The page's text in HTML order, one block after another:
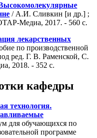
/ А.И. Сливкин [и др.] ;
Медиа, 2017. - 560 с.
лекарственных
по производственной
ред. Г. В. Раменской, С.
2018. - 352 с.
кафедры
технология.
для обучающихся по
программе